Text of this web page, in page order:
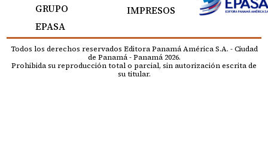
GRUPO
EPASA
IMPRESOS
Todos los derechos reservados Editora Panamá América S.A. - Ciudad
de Panamá - Panamá 2026.
Prohibida su reproducción total o parcial, sin autorización escrita de
su titular.